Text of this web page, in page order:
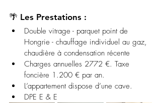
🌴 Les Prestations :
Double vitrage - parquet point de
Hongrie - chauffage individuel au gaz,
chaudière à condensation récente
Charges annuelles 2772 €. Taxe
foncière 1.200 € par an.
L’appartement dispose d’une cave.
DPE E & E